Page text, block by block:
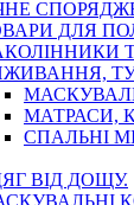
ДЛЯ
МАТРАСИ,
СПАЛЬНІ
ВІД ДОЩУ.